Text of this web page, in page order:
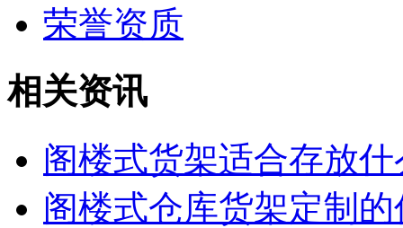
荣誉资质
相关资讯
阁楼式货架适合存放什
阁楼式仓库货架定制